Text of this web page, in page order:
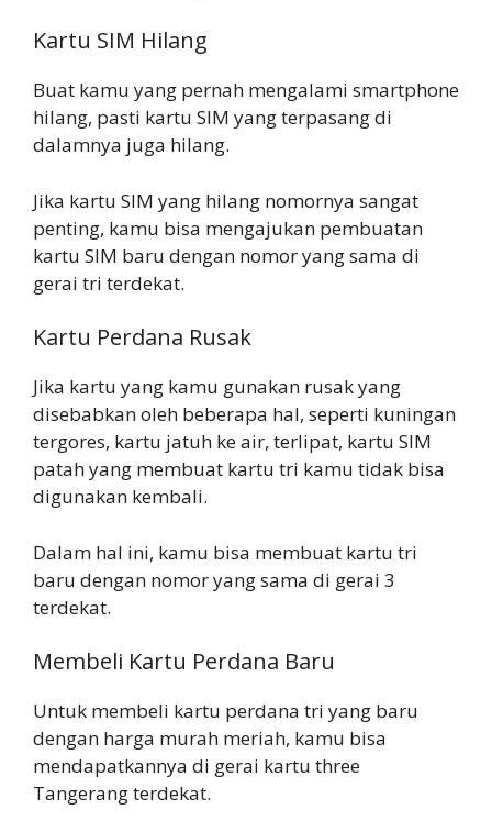
Kartu SIM Hilang
Buat kamu yang pernah mengalami smartphone
hilang, pasti kartu SIM yang terpasang di
dalamnya juga hilang.
Jika kartu SIM yang hilang nomornya sangat
penting, kamu bisa mengajukan pembuatan
kartu SIM baru dengan nomor yang sama di
gerai tri terdekat.
Kartu Perdana Rusak
Jika kartu yang kamu gunakan rusak yang
disebabkan oleh beberapa hal, seperti kuningan
tergores, kartu jatuh ke air, terlipat, kartu SIM
patah yang membuat kartu tri kamu tidak bisa
digunakan kembali.
Dalam hal ini, kamu bisa membuat kartu tri
baru dengan nomor yang sama di gerai 3
terdekat.
Membeli Kartu Perdana Baru
Untuk membeli kartu perdana tri yang baru
dengan harga murah meriah, kamu bisa
mendapatkannya di gerai kartu three
Tangerang terdekat.